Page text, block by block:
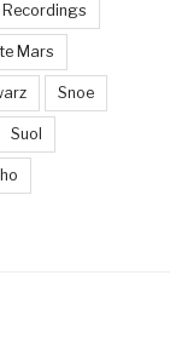
Recordings
Mars
Snoe
Suol